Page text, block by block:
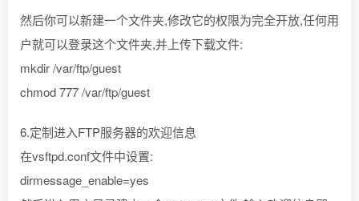
然后你可以新建一个文件夹,修改它的权限为完全开放,任何用
户就可以登录这个文件夹,并上传下载文件:
mkdir /var/ftp/guest
chmod 777 /var/ftp/guest
6.定制进入FTP服务器的欢迎信息
在vsftpd.conf文件中设置:
dirmessage_enable=yes